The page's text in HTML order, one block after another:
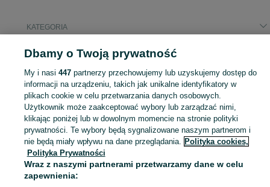
KATEGORIA
Popularne wyszukiwania
denon sc300 split tv toshiba regeza 42 xl 863
Sprzedaż elektroniki Namysłów ▶️ szeroki wybór modeli i marek ✅ Nowe i używane oferty w atrakcyjnych cenach ☝ Sprawdź ogłoszenia online na OLX.pl! Zobacz
Mapa kategorii
Mapa miejscowości
Mapa ministron
Dbamy o Twoją prywatność
My i nasi 447partnerzy przechowujemy lub uzyskujemy dostęp do
informacji na urządzeniu, takich jak unikalne identyfikatory w
plikach cookie w celu przetwarzania danych osobowych.
Użytkownik może zaakceptować wybory lub zarządzać nimi,
klikając poniżej lub w dowolnym momencie na stronie polityki
prywatności. Te wybory będą sygnalizowane naszym partnerom i
nie będą miały wpływu na dane przeglądania. Polityka cookies,
Polityka Prywatności
Wraz z naszymi partnerami przetwarzamy dane w celu
zapewnienia: